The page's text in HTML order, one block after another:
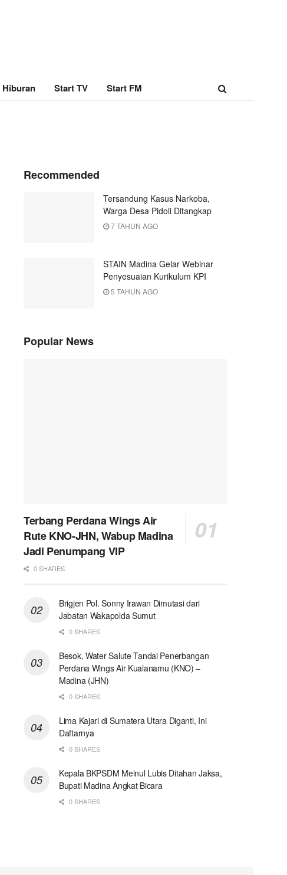
Hiburan Start TV Start FM
Recommended
Tersandung Kasus Narkoba,
Warga Desa Pidoli Ditangkap
7 TAHUN AGO
STAIN Madina Gelar Webinar
Penyesuaian Kurikulum KPI
5 TAHUN AGO
Popular News
Terbang Perdana Wings Air
Rute KNO-JHN, Wabup Madina
Jadi Penumpang VIP
0 SHARES
Brigjen Pol. Sonny Irawan Dimutasi dari
Jabatan Wakapolda Sumut
0 SHARES
Besok, Water Salute Tandai Penerbangan
Perdana Wings Air Kualanamu (KNO) –
Madina (JHN)
0 SHARES
Lima Kajari di Sumatera Utara Diganti, Ini
Daftarnya
0 SHARES
Kepala BKPSDM Meinul Lubis Ditahan Jaksa,
Bupati Madina Angkat Bicara
0 SHARES